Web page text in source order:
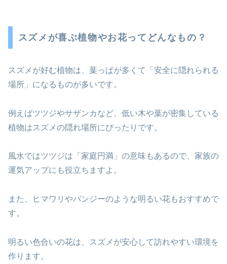
スズメが喜ぶ植物やお花ってどんなもの？
スズメが好む植物は、葉っぱが多くて「安全に隠れられる
場所」になるものが多いです。
例えばツツジやサザンカなど、低い木や葉が密集している
植物はスズメの隠れ場所にぴったりです。
風水ではツツジは「家庭円満」の意味もあるので、家族の
運気アップにも役立ちますよ。
また、ヒマワリやパンジーのような明るい花もおすすめで
す。
明るい色合いの花は、スズメが安心して訪れやすい環境を
作ります。